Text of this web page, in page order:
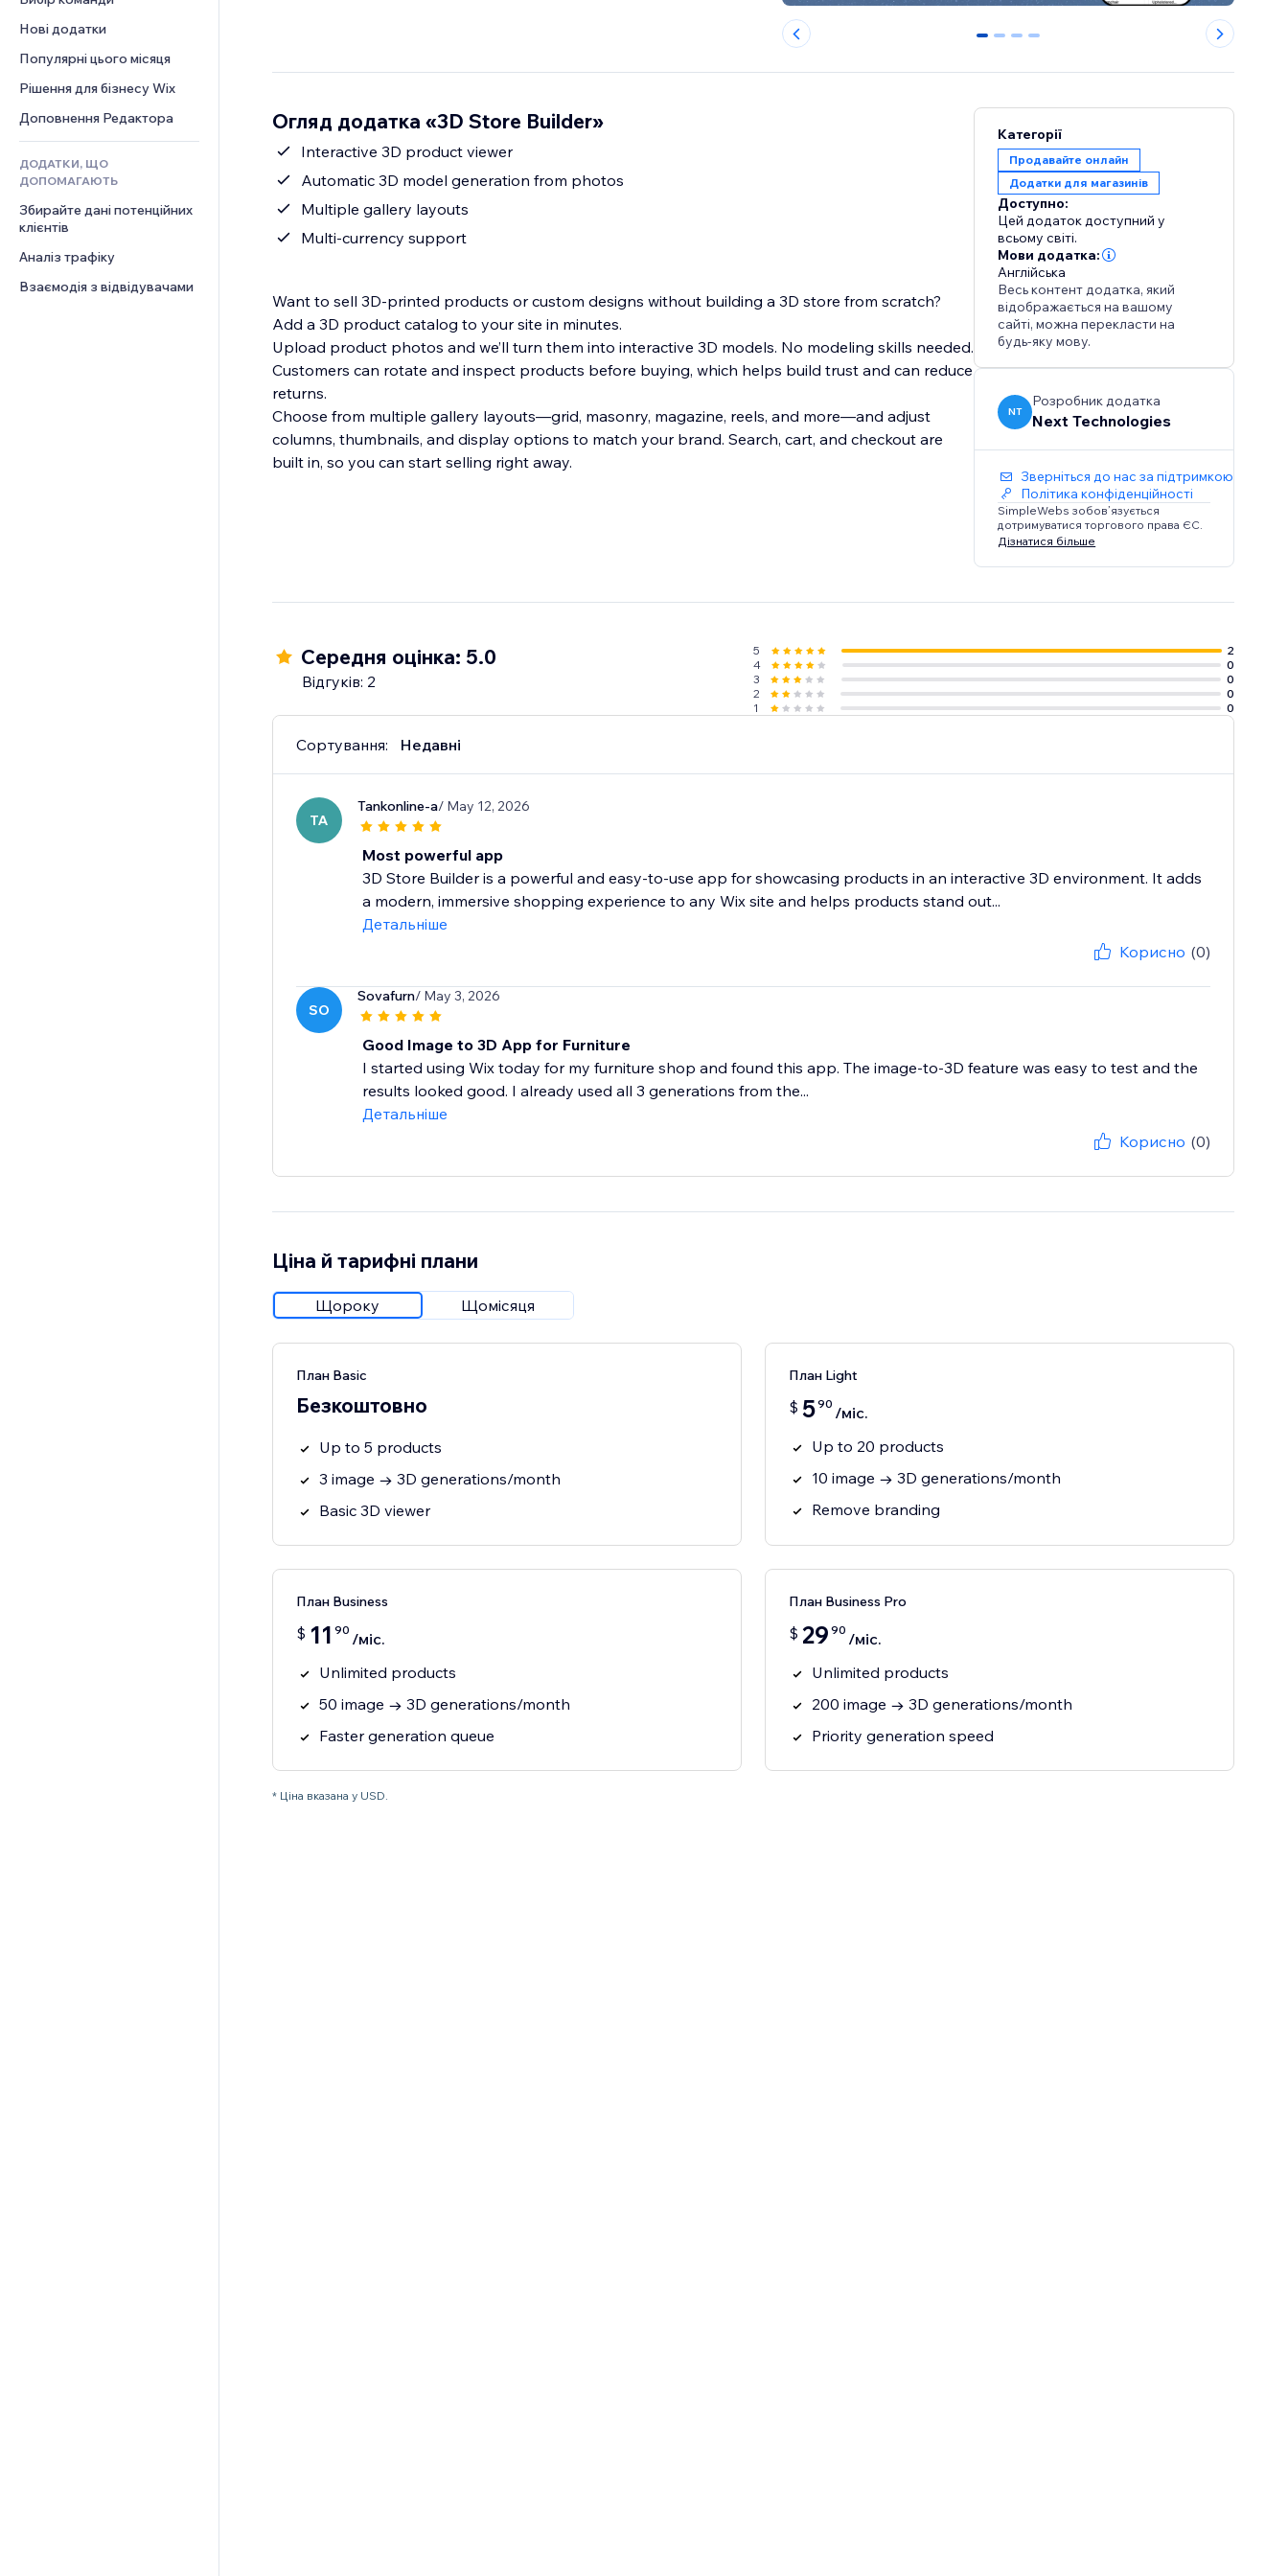
Рішення для складів
Дропшипінг
Тарифні плани й підписки
Краудфандинг
Їжа та напої
PDF
Обмін файлами
Новини
Шаблони сторінок
Ефекти зображення
Кнопки та меню
Банери та бейджі
Калькулятори
Пошук
Погода
Графіки й таблиці
Опитування
Чат
Коментарі
Телефон
Спільнота
Відгуки
CRM
Нові додатки
Популярні цього місяця
Рішення для бізнесу Wix
Доповнення Редактора
ДОДАТКИ, ЩО
ДОПОМАГАЮТЬ
Збирайте дані потенційних
клієнтів
Аналіз трафіку
Взаємодія з відвідувачами
0 1 2 3
Огляд додатка «3D Store Builder»
Interactive 3D product viewer
Automatic 3D model generation from photos
Multiple gallery layouts
Multi-currency support
Want to sell 3D-printed products or custom designs without building a 3D store from scratch?
Add a 3D product catalog to your site in minutes.
Upload product photos and we’ll turn them into interactive 3D models. No modeling skills needed.
Customers can rotate and inspect products before buying, which helps build trust and can reduce
returns.
Choose from multiple gallery layouts—grid, masonry, magazine, reels, and more—and adjust
columns, thumbnails, and display options to match your brand. Search, cart, and checkout are
built in, so you can start selling right away.
Категорії
Продавайте онлайн
Додатки для магазинів
Доступно:
Цей додаток доступний у
всьому світі.
Мови додатка:
Англійська
Весь контент додатка, який
відображається на вашому
сайті, можна перекласти на
будь-яку мову.
NT
Розробник додатка
Next Technologies
Зверніться до нас за підтримкою
Політика конфіденційності
SimpleWebs зобов’язується
дотримуватися торгового права ЄС.
Дізнатися більше
Середня оцінка: 5.0
Відгуків: 2
5
2
4
0
3
0
2
0
1
0
Сортування: Недавні
TA
Tankonline-a/ May 12, 2026
Most powerful app
3D Store Builder is a powerful and easy-to-use app for showcasing products in an interactive 3D environment. It adds
a modern, immersive shopping experience to any Wix site and helps products stand out...
Детальніше
Корисно (0)
SO
Sovafurn/ May 3, 2026
Good Image to 3D App for Furniture
I started using Wix today for my furniture shop and found this app. The image-to-3D feature was easy to test and the
results looked good. I already used all 3 generations from the...
Детальніше
Корисно (0)
Ціна й тарифні плани
Щороку Щомісяця
План Basic
Безкоштовно
Up to 5 products
3 image → 3D generations/month
Basic 3D viewer
План Light
$ 590 /міс.
Up to 20 products
10 image → 3D generations/month
Remove branding
План Business
$ 11 90 /міс.
Unlimited products
50 image → 3D generations/month
Faster generation queue
План Business Pro
$ 29 90 /міс.
Unlimited products
200 image → 3D generations/month
Priority generation speed
* Ціна вказана у USD.